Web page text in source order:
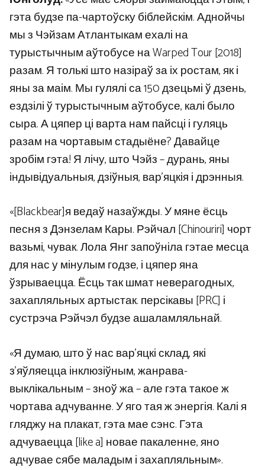
гэта будзе па-чартоўску біблейскім. Аднойчы
мы з Чэйзам Атлантыкам ехалі на
турыстычным аўтобусе на Warped Tour [2018]
разам. Я толькі што назіраў за іх ростам, як і
яны за маім. Мы гулялі са 150 дзецьмі ў дзень,
ездзілі ў турыстычным аўтобусе, калі было
сыра. А цяпер ці варта нам пайсці і гуляць
разам на чортавым стадыёне? Давайце
зробім гэта! Я лічу, што Чэйз – дурань, яны
індывідуальныя, дзіўныя, вар’яцкія і дрэнныя.
«[Blackbear]я ведаў назаўжды. У мяне ёсць
песня з Дэнзелам Кары. Рэйчал [Chinouriri] чорт
вазьмі, чувак. Лола Янг запоўніла гэтае месца
для нас у мінулым годзе, і цяпер яна
ўзрываецца. Ёсць так шмат неверагодных,
захапляльных артыстак. персікавы [PRC] і
сустрэча Рэйчэл будзе ашаламляльнай.
«Я думаю, што ў нас вар’яцкі склад, які
з’яўляецца інклюзіўным, жанрава-
выклікальным – зноў жа – але гэта такое ж
чортава адчуванне. У яго тая ж энергія. Калі я
гляджу на плакат, гэта мае сэнс. Гэта
адчуваецца [like a] новае пакаленне, яно
адчувае сябе маладым і захапляльным».